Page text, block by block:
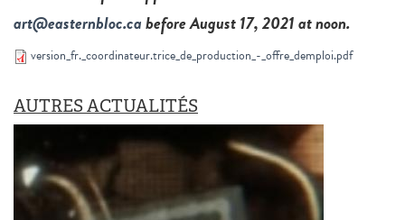
art@easternbloc.cabefore August 17, 2021 at noon.
version_fr._coordinateur.trice_de_production_-_offre_demploi.pdf
AUTRES ACTUALITÉS